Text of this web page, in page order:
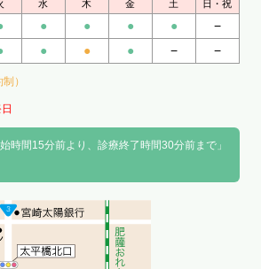
水 木 金 土 日・祝
● ● ● ● −
● ● ● − −
）
時間15分前より、診療終了時間30分前まで」